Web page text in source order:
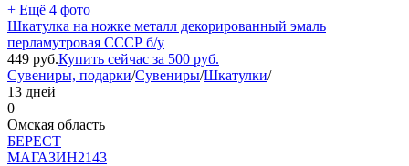
+ Ещё 4 фото
Шкатулка на ножке металл декорированный эмаль
перламутровая СССР б/у
449 руб.Купить сейчас за 500 руб.
Сувениры, подарки/Сувениры/Шкатулки/
13 дней
0
Омская область
БEPECT
МАГАЗИН2143